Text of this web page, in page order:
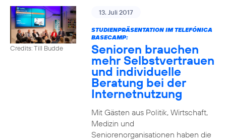
Credits: Till Budde
13. Juli 2017
STUDIENPRÄSENTATION IM TELEFÓNICA
BASECAMP:
Senioren brauchen
mehr Selbstvertrauen
und individuelle
Beratung bei der
Internetnutzung
Mit Gästen aus Politik, Wirtschaft,
Medizin und
Seniorenorganisationen haben die